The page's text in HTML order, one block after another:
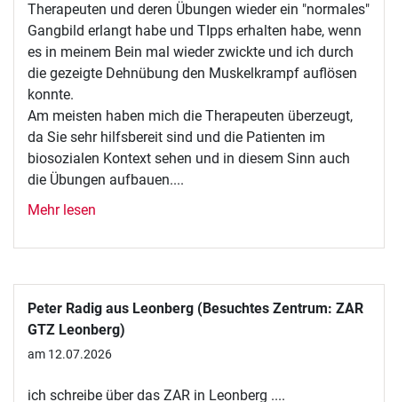
Therapeuten und deren Übungen wieder ein "normales"
Gangbild erlangt habe und TIpps erhalten habe, wenn
es in meinem Bein mal wieder zwickte und ich durch
die gezeigte Dehnübung den Muskelkrampf auflösen
konnte.
Am meisten haben mich die Therapeuten überzeugt,
da Sie sehr hilfsbereit sind und die Patienten im
biosozialen Kontext sehen und in diesem Sinn auch
die Übungen aufbauen....
Mehr lesen
Peter Radig aus Leonberg (Besuchtes Zentrum: ZAR
GTZ Leonberg)
am 12.07.2026
ich schreibe über das ZAR in Leonberg ....